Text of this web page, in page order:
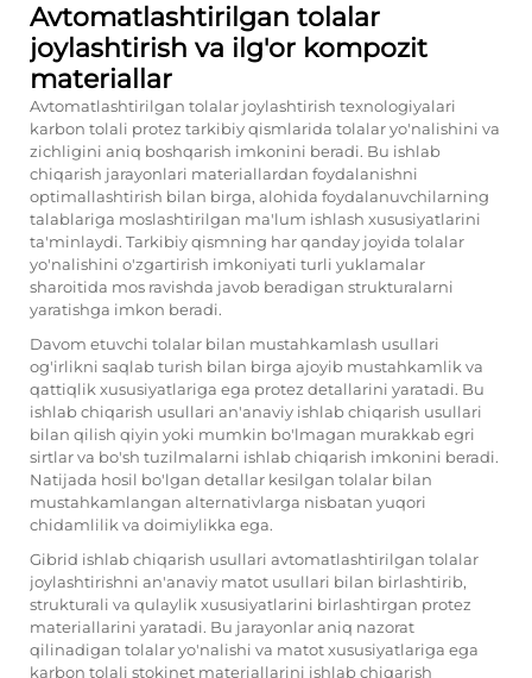
Avtomatlashtirilgan tolalar
joylashtirish va ilg'or kompozit
materiallar
Avtomatlashtirilgan tolalar joylashtirish texnologiyalari
karbon tolali protez tarkibiy qismlarida tolalar yo'nalishini va
zichligini aniq boshqarish imkonini beradi. Bu ishlab
chiqarish jarayonlari materiallardan foydalanishni
optimallashtirish bilan birga, alohida foydalanuvchilarning
talablariga moslashtirilgan ma'lum ishlash xususiyatlarini
ta'minlaydi. Tarkibiy qismning har qanday joyida tolalar
yo'nalishini o'zgartirish imkoniyati turli yuklamalar
sharoitida mos ravishda javob beradigan strukturalarni
yaratishga imkon beradi.
Davom etuvchi tolalar bilan mustahkamlash usullari
og'irlikni saqlab turish bilan birga ajoyib mustahkamlik va
qattiqlik xususiyatlariga ega protez detallarini yaratadi. Bu
ishlab chiqarish usullari an'anaviy ishlab chiqarish usullari
bilan qilish qiyin yoki mumkin bo'lmagan murakkab egri
sirtlar va bo'sh tuzilmalarni ishlab chiqarish imkonini beradi.
Natijada hosil bo'lgan detallar kesilgan tolalar bilan
mustahkamlangan alternativlarga nisbatan yuqori
chidamlilik va doimiylikka ega.
Gibrid ishlab chiqarish usullari avtomatlashtirilgan tolalar
joylashtirishni an'anaviy matot usullari bilan birlashtirib,
strukturali va qulaylik xususiyatlarini birlashtirgan protez
materiallarini yaratadi. Bu jarayonlar aniq nazorat
qilinadigan tolalar yo'nalishi va matot xususiyatlariga ega
karbon tolali stokinet materiallarini ishlab chiqarish